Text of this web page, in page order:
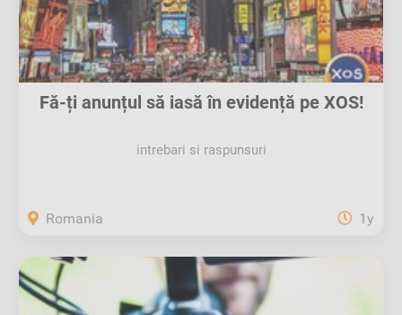
Fă-ți anunțul să iasă în evidență pe XOS!
intrebari si raspunsuri
Romania 1y